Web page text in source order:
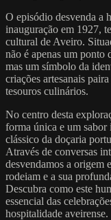
O episódio desvenda a
inauguração em 1927,
cultural de Aveiro.
não é apenas um ponto
mas um símbolo da
criações artesanais
tesouros culinários.
No centro desta
forma única e um
clássico da doçaria
Através de conversas
desvendamos a origem
rodeiam e a sua
Descubra como este
essencial das
hospitalidade aveirense.